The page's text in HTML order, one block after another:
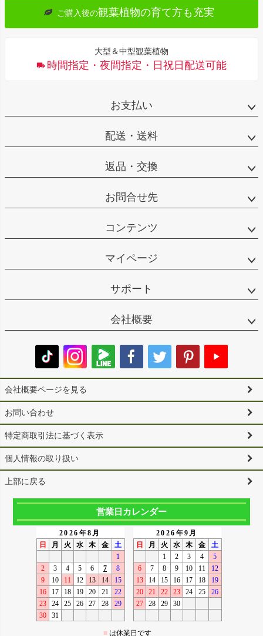
ご購入後の観葉植物の育て方も充実
大型＆中型観葉植物
時間指定・夜間指定・日祝日配送可能
お支払い
配送・送料
返品・交換
お問合せ先
コンテンツ
マイページ
サポート
会社概要
会社概要ページを見る
お問い合わせ
特定商取引法に基づく表示
個人情報の取り扱い
上部に戻る
営業日カレンダー